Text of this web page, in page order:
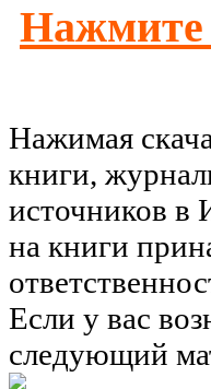
Нажмите
Нажимая
книги,
источников в
на книги
Если у вас
следующий